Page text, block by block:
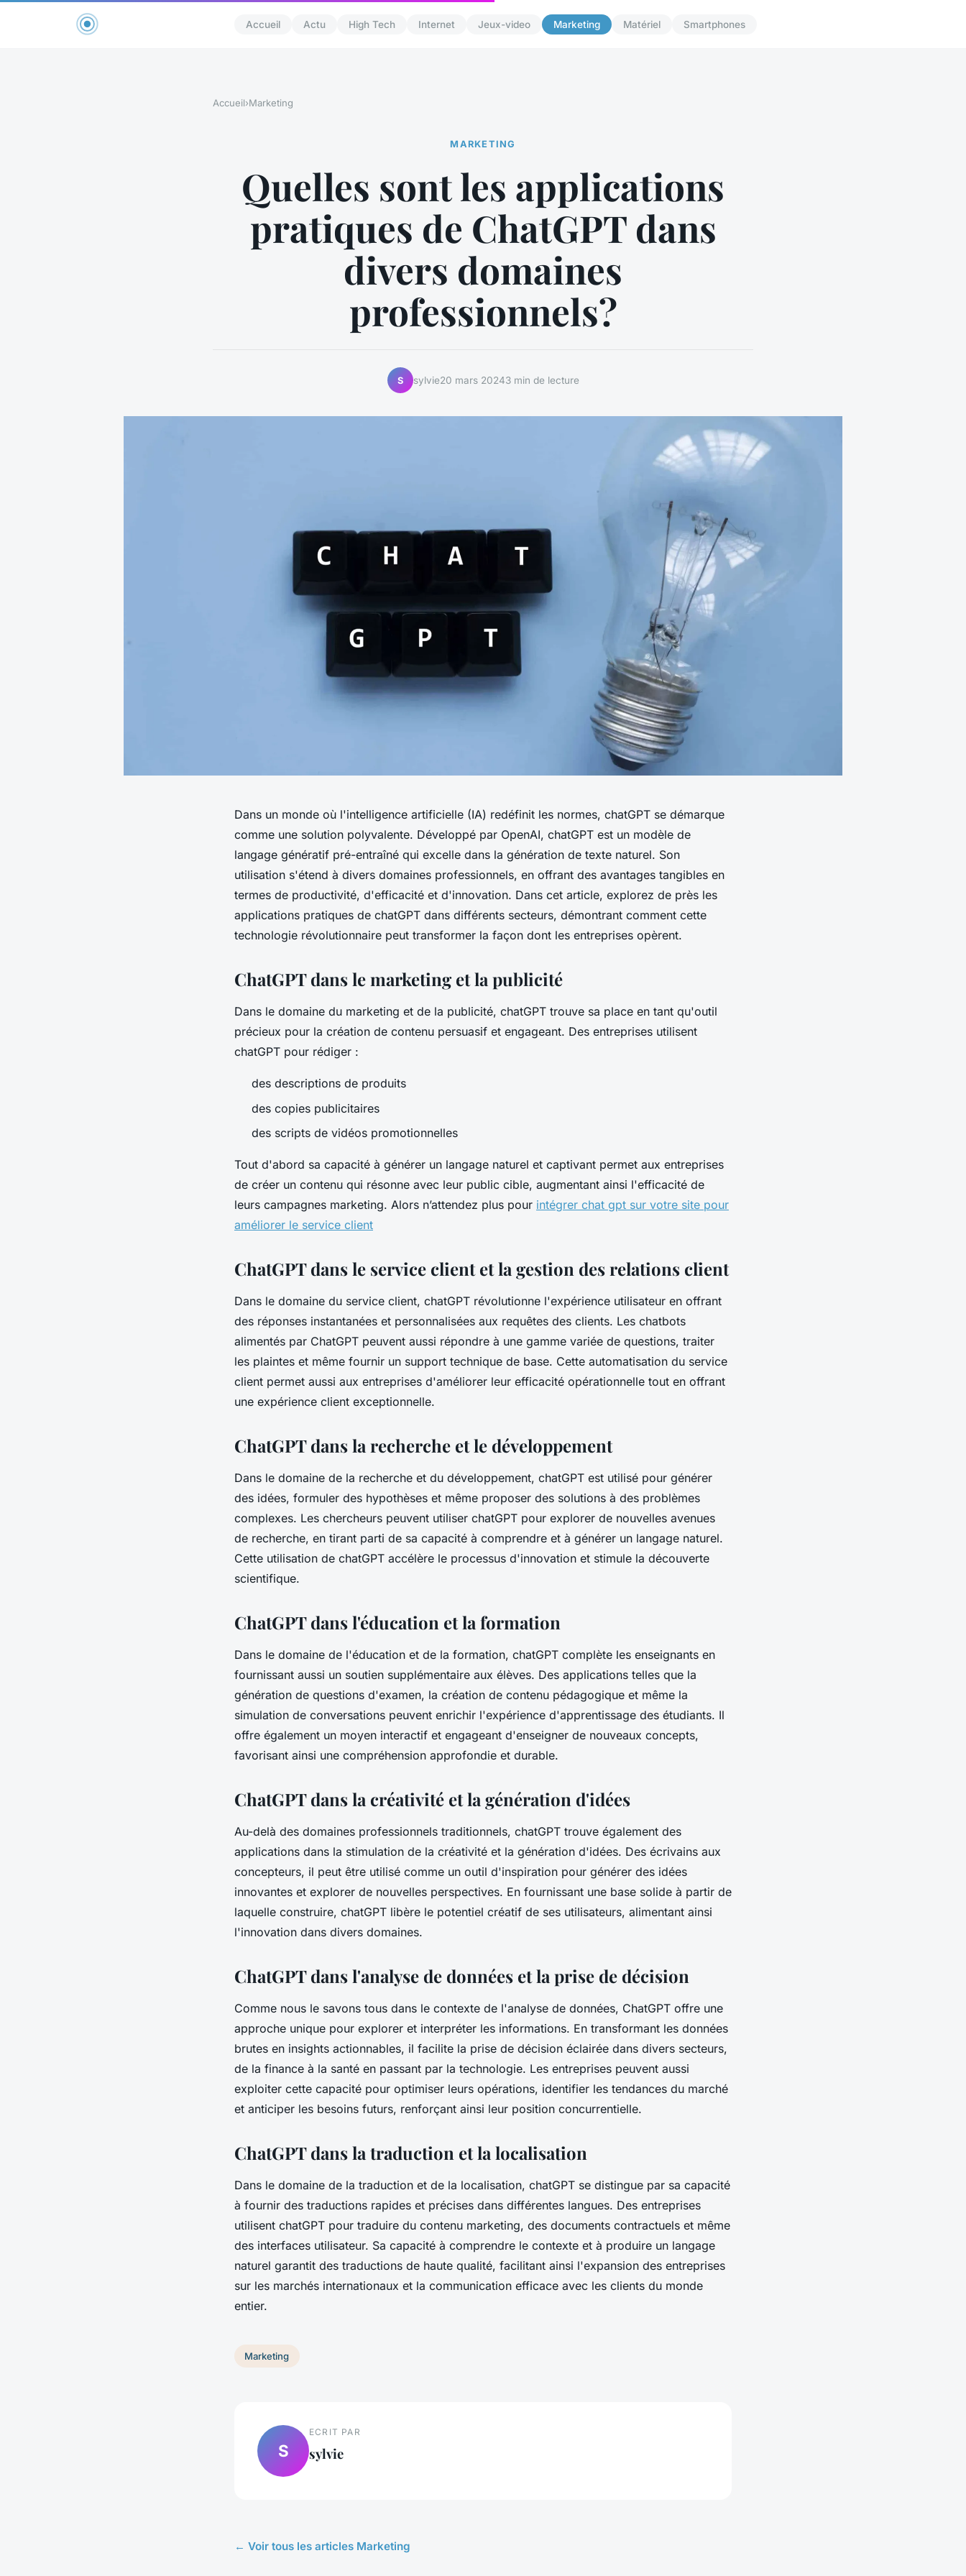
Accueil Actu High Tech Internet Jeux-video Marketing Matériel Smartphones
Accueil›Marketing
MARKETING
Quelles sont les applications
pratiques de ChatGPT dans
divers domaines
professionnels?
S sylvie20 mars 20243 min de lecture
Dans un monde où l'intelligence artificielle (IA) redéfinit les normes, chatGPT se démarque
comme une solution polyvalente. Développé par OpenAI, chatGPT est un modèle de
langage génératif pré-entraîné qui excelle dans la génération de texte naturel. Son
utilisation s'étend à divers domaines professionnels, en offrant des avantages tangibles en
termes de productivité, d'efficacité et d'innovation. Dans cet article, explorez de près les
applications pratiques de chatGPT dans différents secteurs, démontrant comment cette
technologie révolutionnaire peut transformer la façon dont les entreprises opèrent.
ChatGPT dans le marketing et la publicité
Dans le domaine du marketing et de la publicité, chatGPT trouve sa place en tant qu'outil
précieux pour la création de contenu persuasif et engageant. Des entreprises utilisent
chatGPT pour rédiger :
des descriptions de produits
des copies publicitaires
des scripts de vidéos promotionnelles
Tout d'abord sa capacité à générer un langage naturel et captivant permet aux entreprises
de créer un contenu qui résonne avec leur public cible, augmentant ainsi l'efficacité de
leurs campagnes marketing. Alors n’attendez plus pour intégrer chat gpt sur votre site pour
améliorer le service client
ChatGPT dans le service client et la gestion des relations client
Dans le domaine du service client, chatGPT révolutionne l'expérience utilisateur en offrant
des réponses instantanées et personnalisées aux requêtes des clients. Les chatbots
alimentés par ChatGPT peuvent aussi répondre à une gamme variée de questions, traiter
les plaintes et même fournir un support technique de base. Cette automatisation du service
client permet aussi aux entreprises d'améliorer leur efficacité opérationnelle tout en offrant
une expérience client exceptionnelle.
ChatGPT dans la recherche et le développement
Dans le domaine de la recherche et du développement, chatGPT est utilisé pour générer
des idées, formuler des hypothèses et même proposer des solutions à des problèmes
complexes. Les chercheurs peuvent utiliser chatGPT pour explorer de nouvelles avenues
de recherche, en tirant parti de sa capacité à comprendre et à générer un langage naturel.
Cette utilisation de chatGPT accélère le processus d'innovation et stimule la découverte
scientifique.
ChatGPT dans l'éducation et la formation
Dans le domaine de l'éducation et de la formation, chatGPT complète les enseignants en
fournissant aussi un soutien supplémentaire aux élèves. Des applications telles que la
génération de questions d'examen, la création de contenu pédagogique et même la
simulation de conversations peuvent enrichir l'expérience d'apprentissage des étudiants. Il
offre également un moyen interactif et engageant d'enseigner de nouveaux concepts,
favorisant ainsi une compréhension approfondie et durable.
ChatGPT dans la créativité et la génération d'idées
Au-delà des domaines professionnels traditionnels, chatGPT trouve également des
applications dans la stimulation de la créativité et la génération d'idées. Des écrivains aux
concepteurs, il peut être utilisé comme un outil d'inspiration pour générer des idées
innovantes et explorer de nouvelles perspectives. En fournissant une base solide à partir de
laquelle construire, chatGPT libère le potentiel créatif de ses utilisateurs, alimentant ainsi
l'innovation dans divers domaines.
ChatGPT dans l'analyse de données et la prise de décision
Comme nous le savons tous dans le contexte de l'analyse de données, ChatGPT offre une
approche unique pour explorer et interpréter les informations. En transformant les données
brutes en insights actionnables, il facilite la prise de décision éclairée dans divers secteurs,
de la finance à la santé en passant par la technologie. Les entreprises peuvent aussi
exploiter cette capacité pour optimiser leurs opérations, identifier les tendances du marché
et anticiper les besoins futurs, renforçant ainsi leur position concurrentielle.
ChatGPT dans la traduction et la localisation
Dans le domaine de la traduction et de la localisation, chatGPT se distingue par sa capacité
à fournir des traductions rapides et précises dans différentes langues. Des entreprises
utilisent chatGPT pour traduire du contenu marketing, des documents contractuels et même
des interfaces utilisateur. Sa capacité à comprendre le contexte et à produire un langage
naturel garantit des traductions de haute qualité, facilitant ainsi l'expansion des entreprises
sur les marchés internationaux et la communication efficace avec les clients du monde
entier.
Marketing
S
ECRIT PAR
sylvie
← Voir tous les articles Marketing